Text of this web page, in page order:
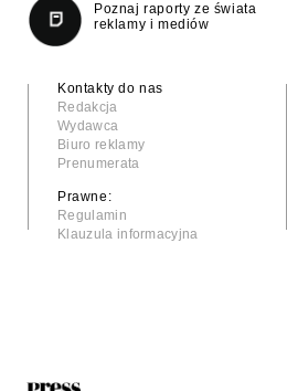
Poznaj raporty ze świata
reklamy i mediów
Kontakty do nas
Redakcja
Wydawca
Biuro reklamy
Prenumerata
Prawne:
Regulamin
Klauzula informacyjna